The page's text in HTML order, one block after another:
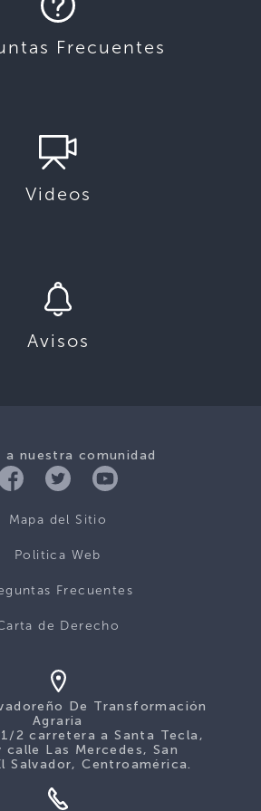
Frecuentes
Videos
Avisos
a nuestra comunidad
Mapa del Sitio
Politica Web
Frecuentes
de Derecho
De Transformación
Agraria
2 carretera a Santa Tecla,
calle Las Mercedes, San
Salvador, Centroamérica.